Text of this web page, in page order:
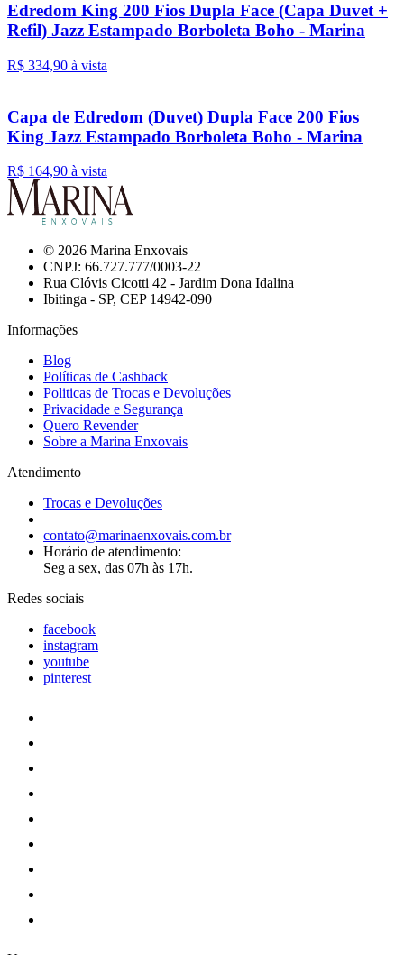
Edredom King 200 Fios Dupla Face (Capa Duvet +
Refil) Jazz Estampado Borboleta Boho - Marina
R$ 334,90 à vista
Capa de Edredom (Duvet) Dupla Face 200 Fios
King Jazz Estampado Borboleta Boho - Marina
R$ 164,90 à vista
© 2026 Marina Enxovais
CNPJ: 66.727.777/0003-22
Rua Clóvis Cicotti 42 - Jardim Dona Idalina
Ibitinga - SP, CEP 14942-090
Informações
Blog
Políticas de Cashback
Politicas de Trocas e Devoluções
Privacidade e Segurança
Quero Revender
Sobre a Marina Enxovais
Atendimento
Trocas e Devoluções
contato@marinaenxovais.com.br
Horário de atendimento:
Seg a sex, das 07h às 17h.
Redes sociais
facebook
instagram
youtube
pinterest